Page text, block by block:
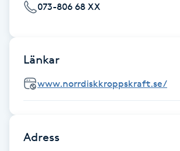
Fransfärgning
Fransförlängning
073-806 68 XX
Länkar
www.norrdiskkroppskraft.se/
Adress